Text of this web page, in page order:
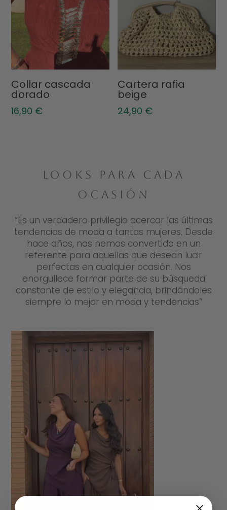
Collar cascada
dorado
16,90 €
Cartera rafia
beige
24,90 €
LOOKS PARA CADA
OCASIÓN
“Es un verdadero privilegio acercar las últimas
tendencias de moda a tantas mujeres. Desde
hace años, nos hemos convertido en un
referente para aquellas que desean lucir
perfectas en cualquier ocasión. Nos
enorgullece formar parte de su búsqueda
constante de estilo y elegancia, brindándoles
siempre lo mejor en moda y tendencias”